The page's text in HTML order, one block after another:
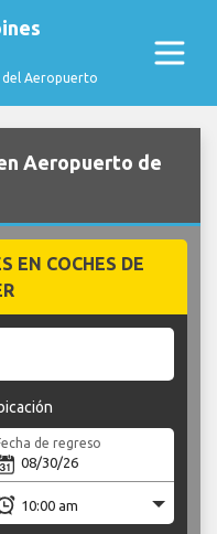
del Aeropuerto
Aeropuerto de
EN COCHES DE
de regreso